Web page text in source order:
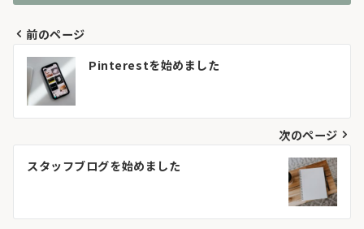
投
稿
ナ
ビ
ゲ
前のページ
Pinterestを始めました
次のページ
スタッフブログを始めました